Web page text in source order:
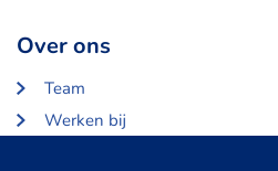
Over ons
Team
Werken bij